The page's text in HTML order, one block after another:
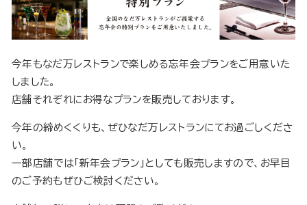
今年もなだ万レストランで楽しめる忘年会プランをご用意いた
しました。
店舗それぞれにお得なプランを販売しております。
今年の締めくくりも、ぜひなだ万レストランにてお過ごしくださ
い。
一部店舗では「新年会プラン」としても販売しますので、お早目
のご予約もぜひご検討ください。